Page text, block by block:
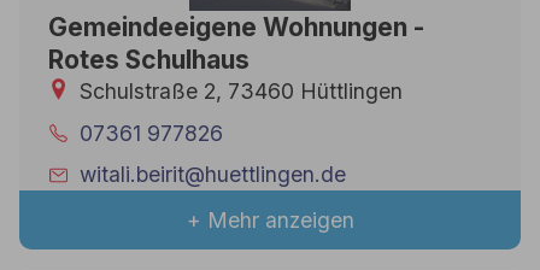
Gemeindeeigene Wohnungen -
Rotes Schulhaus
Schulstraße 2, 73460 Hüttlingen
07361 977826
witali.beirit@huettlingen.de
+ Mehr anzeigen